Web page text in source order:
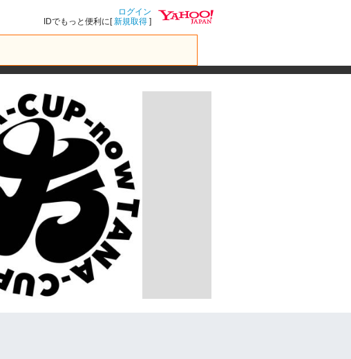
ログイン
IDでもっと便利に[新規取得 ]